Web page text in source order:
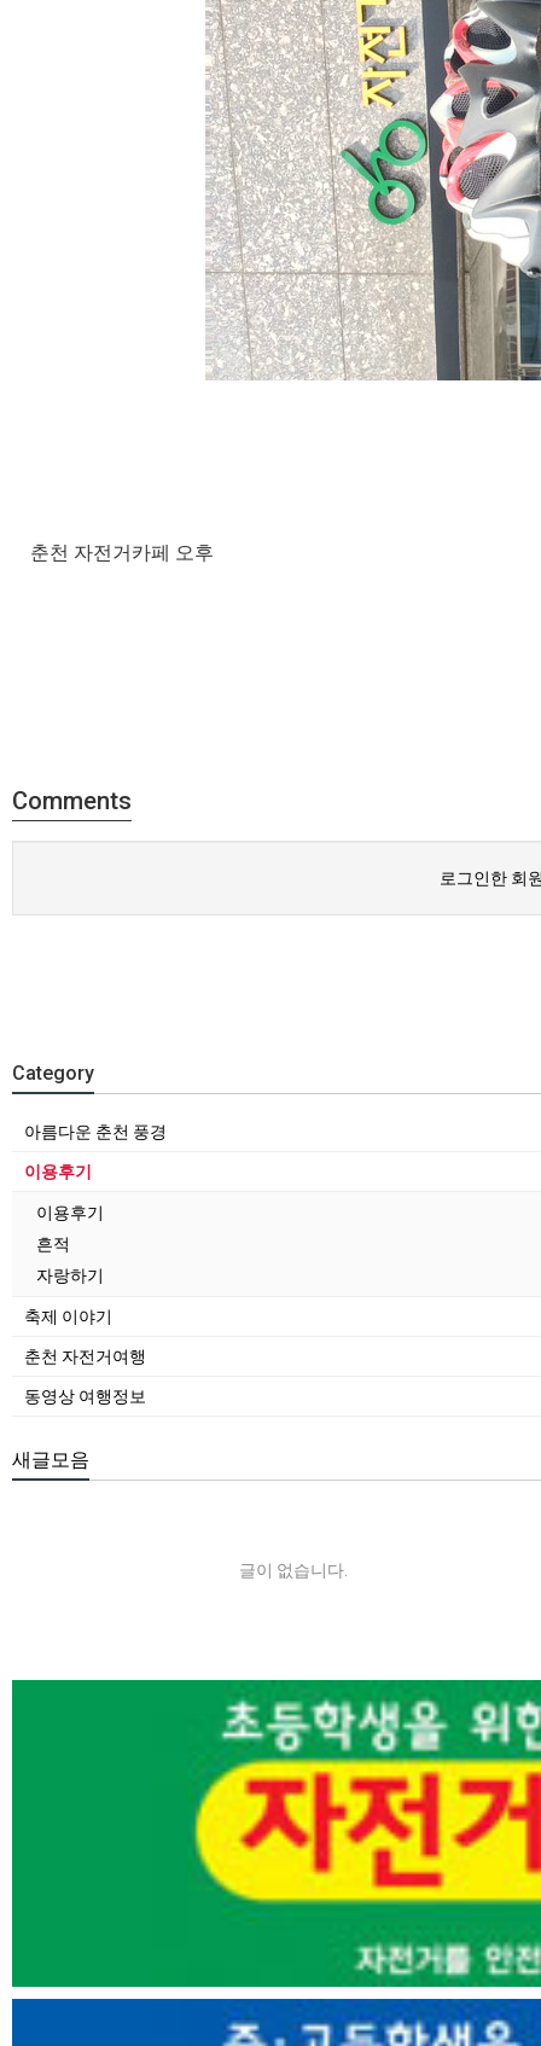
춘천 자전거카페 오후
Comments
로그인한 회
Category
아름다운 춘천 풍경
이용후기
이용후기
흔적
자랑하기
축제 이야기
춘천 자전거여행
동영상 여행정보
새글모음
글이 없습니다.